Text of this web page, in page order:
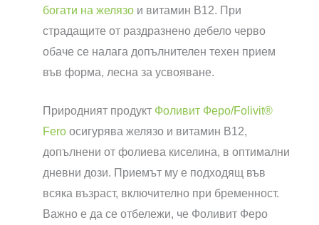
богати на желязо и витамин B12. При
страдащите от раздразнено дебело черво
обаче се налага допълнителен техен прием
във форма, лесна за усвояване.
Природният продукт Фоливит Феро/Folivit®
Fero осигурява желязо и витамин B12,
допълнени от фолиева киселина, в оптимални
дневни дози. Приемът му е подходящ във
всяка възраст, включително при бременност.
Важно е да се отбележи, че Фоливит Феро